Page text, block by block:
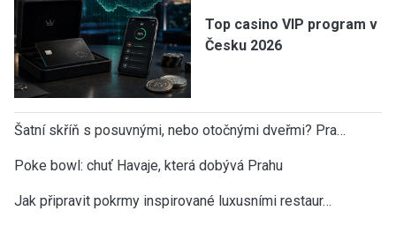
Top casino VIP program v
Česku 2026
Šatní skříň s posuvnými, nebo otočnými dveřmi? Pra…
Poke bowl: chuť Havaje, která dobývá Prahu
Jak připravit pokrmy inspirované luxusními restaur…